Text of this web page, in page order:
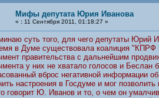
Мифы депутата Юрия Иванова
« : 11 Сентября 2011, 01:18:27 »
суть того, для чего депутаты
в Думе существовала коалиция
правительства с дальнейшим
у них не хватало голосов и
вброс негативной информации
настроения в Госдуме и мог
говорит Ю. Иванов и то, о чем он